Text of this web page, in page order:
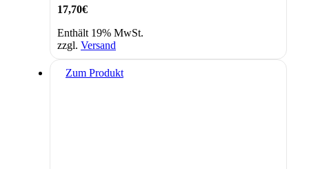
17,70€
Enthält 19% MwSt.
zzgl. Versand
Zum Produkt